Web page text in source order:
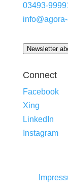
03493-
Newsletter
Connect
Facebook
Xing
LinkedIn
Instagram